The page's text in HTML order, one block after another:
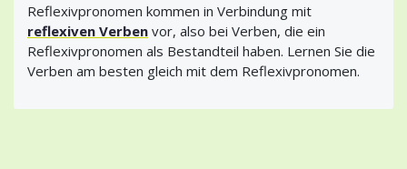
Reflexivpronomen kommen in Verbindung mit
reflexiven Verben vor, also bei Verben, die ein
Reflexivpronomen als Bestandteil haben. Lernen Sie die
Verben am besten gleich mit dem Reflexivpronomen.